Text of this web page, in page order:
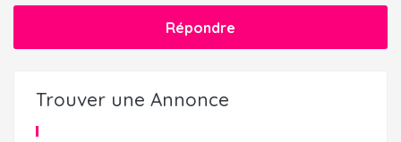
Répondre
Trouver une Annonce